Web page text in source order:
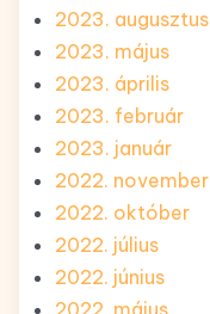
2023. augusztus
2023. május
2023. április
2023. február
2023. január
2022. november
2022. október
2022. július
2022. június
2022. május